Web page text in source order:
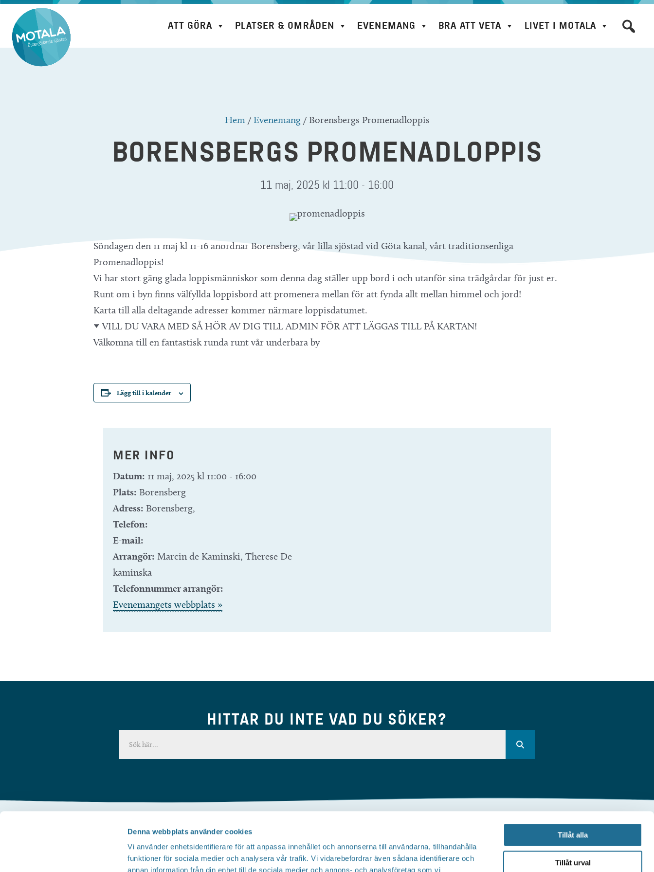
Denna webbplats använder cookies
Vi använder enhetsidentifierare för att anpassa innehållet och annonserna till användarna, tillhandahålla
funktioner för sociala medier och analysera vår trafik. Vi vidarebefordrar även sådana identifierare och
annan information från din enhet till de sociala medier och annons- och analysföretag som vi
Tillåt alla
Tillåt urval
Hoppa
innehåll
ATT GÖRA PLATSER & OMRÅDEN EVENEMANG BRA ATT VETA LIVET I MOTALA
Hem /Evenemang/ Borensbergs Promenadloppis
BORENSBERGS PROMENADLOPPIS
11 maj, 2025 kl 11:00 - 16:00
Söndagen den 11 maj kl 11-16 anordnar Borensberg, vår lilla sjöstad vid Göta kanal, vårt traditionsenliga
Promenadloppis!
Vi har stort gäng glada loppismänniskor som denna dag ställer upp bord i och utanför sina trädgårdar för just er.
Runt om i byn finns välfyllda loppisbord att promenera mellan för att fynda allt mellan himmel och jord!
Karta till alla deltagande adresser kommer närmare loppisdatumet.
->> VILL DU VARA MED SÅ HÖR AV DIG TILL ADMIN FÖR ATT LÄGGAS TILL PÅ KARTAN!
Välkomna till en fantastisk runda runt vår underbara by
Lägg till i kalender
MER INFO
Datum: 11 maj, 2025 kl 11:00 - 16:00
Plats: Borensberg
Adress: Borensberg,
Telefon:
E-mail:
Arrangör: Marcin de Kaminski, Therese De
kaminska
Telefonnummer arrangör:
Evenemangets webbplats »
HITTAR DU INTE VAD DU SÖKER?
Om webbplatsen
Tillgänglighetsredogörelse
Tillväxt Motala